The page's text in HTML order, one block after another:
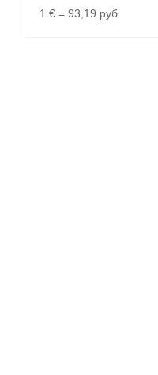
1 € = 93,19 руб.